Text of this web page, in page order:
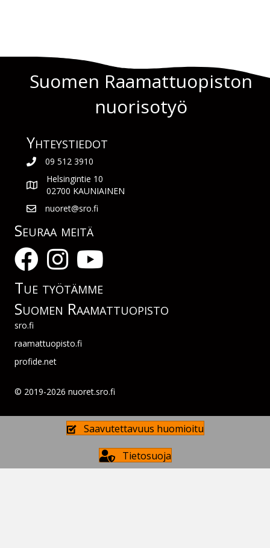
Suomen Raamattuopiston
nuorisotyö
Yhteys­tiedot
09 512 3910
Helsingintie 10
02700 KAUNIAINEN
nuoret@sro.fi
Seuraa meitä
Tue työtämme
Suomen Raamattuopisto
sro.fi
raamattuopisto.fi
profide.net
© 2019-2026 nuoret.sro.fi
Saavutettavuus huomioitu
Tietosuoja